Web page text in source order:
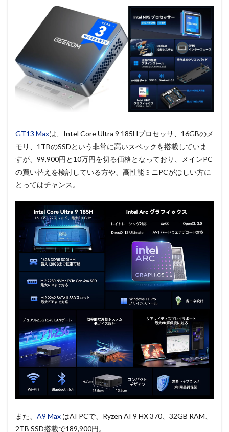
GT13 Maxは、Intel Core Ultra 9 185Hプロセッサ、16GBのメ
モリ、1TBのSSDという非常に高いスペックを搭載していま
すが、99,900円と10万円を切る価格となっており、メインPC
の買い替えを検討している方や、高性能ミニPCがほしい方に
とってはチャンス。
また、 A9 Max はAI PCで、Ryzen AI 9 HX 370、32GB RAM、
2TB SSD搭載で189,900円。